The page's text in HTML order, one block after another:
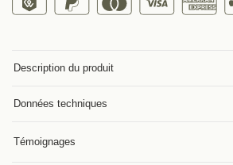
Description du produit
Données techniques
Témoignages